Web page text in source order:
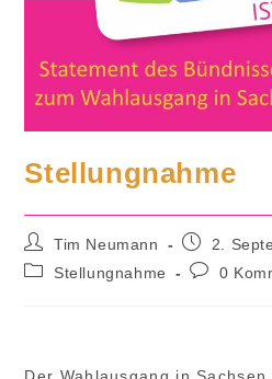
Stellungnahme
Beitrags-
Autor:
Tim Neumann
Beitrag
2.
Beitrags-Stellungnahme
Beitrags-
0